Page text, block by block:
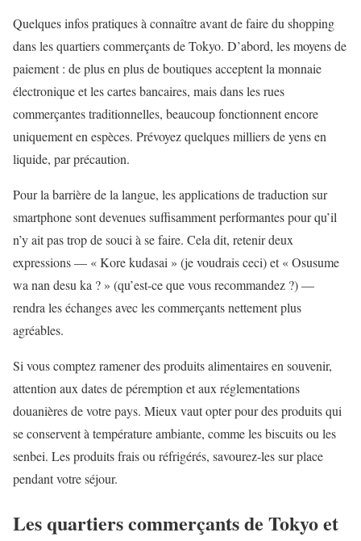
Quelques infos pratiques à connaître avant de faire du shopping
dans les quartiers commerçants de Tokyo. D’abord, les moyens de
paiement : de plus en plus de boutiques acceptent la monnaie
électronique et les cartes bancaires, mais dans les rues
commerçantes traditionnelles, beaucoup fonctionnent encore
uniquement en espèces. Prévoyez quelques milliers de yens en
liquide, par précaution.
Pour la barrière de la langue, les applications de traduction sur
smartphone sont devenues suffisamment performantes pour qu’il
n’y ait pas trop de souci à se faire. Cela dit, retenir deux
expressions — « Kore kudasai » (je voudrais ceci) et « Osusume
wa nan desu ka ? » (qu’est-ce que vous recommandez ?) —
rendra les échanges avec les commerçants nettement plus
agréables.
Si vous comptez ramener des produits alimentaires en souvenir,
attention aux dates de péremption et aux réglementations
douanières de votre pays. Mieux vaut opter pour des produits qui
se conservent à température ambiante, comme les biscuits ou les
senbei. Les produits frais ou réfrigérés, savourez-les sur place
pendant votre séjour.
Les quartiers commerçants de Tokyo et